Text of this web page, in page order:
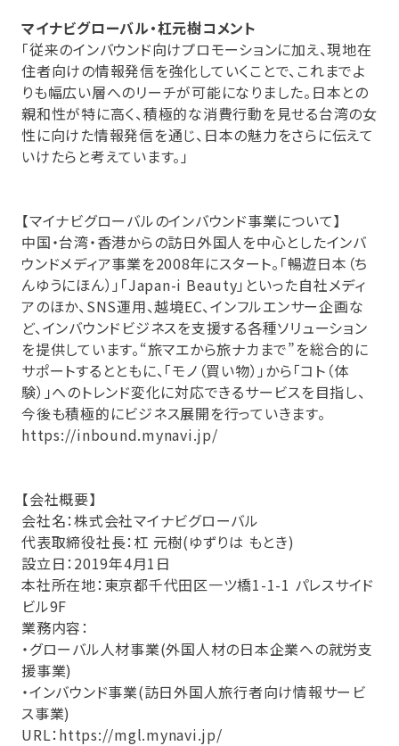
マイナビグローバル・杠元樹コメント
「従来のインバウンド向けプロモーションに加え、現地在
住者向けの情報発信を強化していくことで、これまでよ
りも幅広い層へのリーチが可能になりました。日本との
親和性が特に高く、積極的な消費行動を見せる台湾の女
性に向けた情報発信を通じ、日本の魅力をさらに伝えて
いけたらと考えています。」
【マイナビグローバルのインバウンド事業について】
中国・台湾・香港からの訪日外国人を中心としたインバ
ウンドメディア事業を2008年にスタート。「暢遊日本（ち
んゆうにほん）」「Japan-i Beauty」といった自社メディ
アのほか、SNS運用、越境EC、インフルエンサー企画な
ど、インバウンドビジネスを支援する各種ソリューション
を提供しています。“旅マエから旅ナカまで”を総合的に
サポートするとともに、「モノ（買い物）」から「コト（体
験）」へのトレンド変化に対応できるサービスを目指し、
今後も積極的にビジネス展開を行っていきます。
https://inbound.mynavi.jp/
【会社概要】
会社名：株式会社マイナビグローバル
代表取締役社⻑：杠 元樹(ゆずりは もとき)
設⽴⽇：2019年4⽉1⽇
本社所在地：東京都千代⽥区⼀ツ橋1-1-1 パレスサイド
ビル9F
業務内容：
・グローバル⼈材事業(外国⼈材の⽇本企業への就労⽀
援事業)
・インバウンド事業(訪⽇外国⼈旅⾏者向け情報サービ
ス事業)
URL： https://mgl.mynavi.jp/